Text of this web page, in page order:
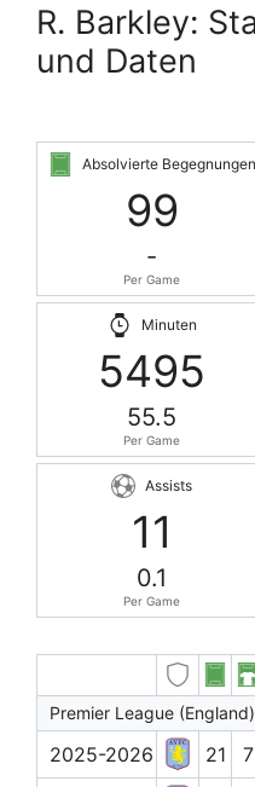
R. Barkley:
und Daten
Absolvierte Begegnungen
99
-
Per Game
Minuten
5495
55.5
Per Game
Assists
11
0.1
Per Game
Premier League (England)
2025-2026 21 7